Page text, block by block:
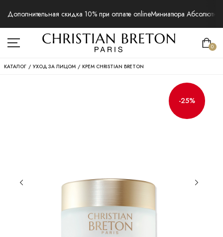
Дополнительная скидка 10% при оплате onlineМиниатюра
0
КАТАЛОГ / УХОД ЗА ЛИЦОМ / КРЕМ CHRISTIAN BRETON
-25%